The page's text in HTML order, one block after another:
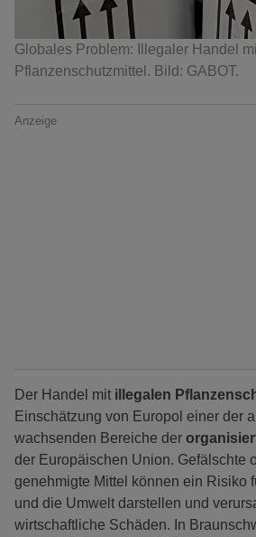
Globales Problem: Illegaler Handel
Pflanzenschutzmittel. Bild: GABOT.
Anzeige
Der Handel mit illegalen
Einschätzung von Europol einer der
wachsenden Bereiche der
der Europäischen Union. Gefälschte
genehmigte Mittel können ein Risiko
und die Umwelt darstellen und
wirtschaftliche Schäden. In